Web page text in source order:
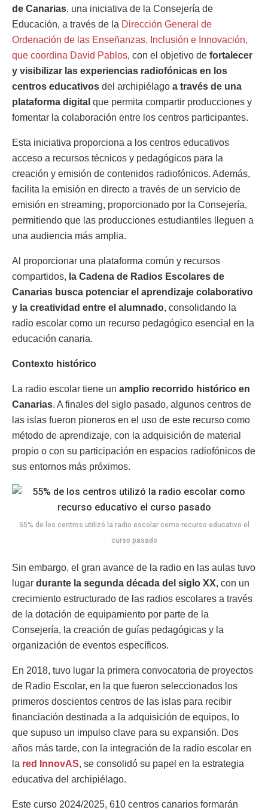
de Canarias, una iniciativa de la Consejería de
Educación, a través de la Dirección General de
Ordenación de las Enseñanzas, Inclusión e Innovación,
que coordina David Pablos, con el objetivo de fortalecer
y visibilizar las experiencias radiofónicas en los
centros educativos del archipiélago a través de una
plataforma digital que permita compartir producciones y
fomentar la colaboración entre los centros participantes.
Esta iniciativa proporciona a los centros educativos
acceso a recursos técnicos y pedagógicos para la
creación y emisión de contenidos radiofónicos. Además,
facilita la emisión en directo a través de un servicio de
emisión en streaming, proporcionado por la Consejería,
permitiendo que las producciones estudiantiles lleguen a
una audiencia más amplia.
Al proporcionar una plataforma común y recursos
compartidos, la Cadena de Radios Escolares de
Canarias busca potenciar el aprendizaje colaborativo
y la creatividad entre el alumnado, consolidando la
radio escolar como un recurso pedagógico esencial en la
educación canaria.
Contexto histórico
La radio escolar tiene un amplio recorrido histórico en
Canarias. A finales del siglo pasado, algunos centros de
las islas fueron pioneros en el uso de este recurso como
método de aprendizaje, con la adquisición de material
propio o con su participación en espacios radiofónicos de
sus entornos más próximos.
55% de los centros utilizó la radio escolar como recurso educativo el
curso pasado
Sin embargo, el gran avance de la radio en las aulas tuvo
lugar durante la segunda década del siglo XX, con un
crecimiento estructurado de las radios escolares a través
de la dotación de equipamiento por parte de la
Consejería, la creación de guías pedagógicas y la
organización de eventos específicos.
En 2018, tuvo lugar la primera convocatoria de proyectos
de Radio Escolar, en la que fueron seleccionados los
primeros doscientos centros de las islas para recibir
financiación destinada a la adquisición de equipos, lo
que supuso un impulso clave para su expansión. Dos
años más tarde, con la integración de la radio escolar en
la red InnovAS, se consolidó su papel en la estrategia
educativa del archipiélago.
Este curso 2024/2025, 610 centros canarios formarán